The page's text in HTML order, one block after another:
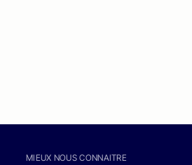
MIEUX NOUS CONNAITRE